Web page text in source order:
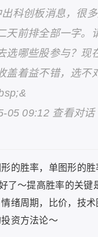
科创板消息，很
天前排全部一字。
选哪些股参与？现
盖着益不错，选不
05 09:12 查看对话
的胜率，单图形的
了～提高胜率的关键
绪周期，比价，技术
资方法论～